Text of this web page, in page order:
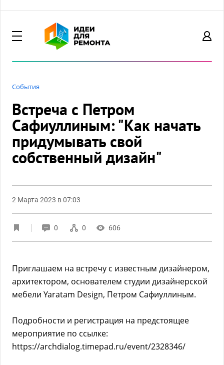
События
Встреча с Петром
Сафиуллиным: "Как начать
придумывать свой
собственный дизайн"
2 Марта 2023 в 07:03
0 0 606
Приглашаем на встречу с известным дизайнером,
архитектором, основателем студии дизайнерской
мебели Yaratam Design, Петром Сафиуллиным.
Подробности и регистрация на предстоящее
мероприятие по ссылке:
https://archdialog.timepad.ru/event/2328346/